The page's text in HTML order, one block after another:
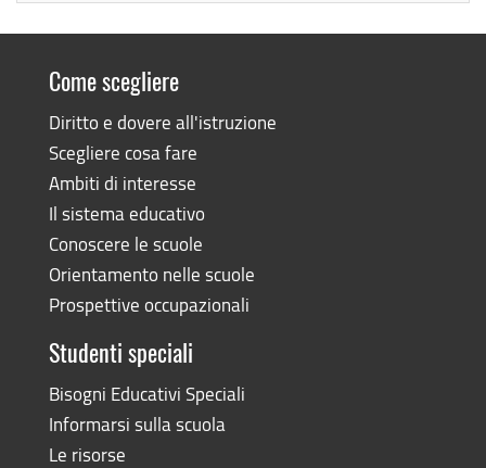
Come scegliere
Diritto e dovere all'istruzione
Scegliere cosa fare
Ambiti di interesse
Il sistema educativo
Conoscere le scuole
Orientamento nelle scuole
Prospettive occupazionali
Studenti speciali
Bisogni Educativi Speciali
Informarsi sulla scuola
Le risorse